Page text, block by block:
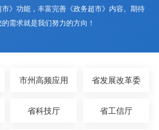
》功能，丰富完善《政务超市》内容。期待
需求就是我们努力的方向！
市州高频应用 省发展改革委
省科技厅 省工信厅